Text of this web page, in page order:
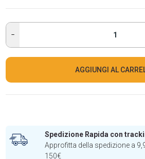
AGGIUNGI AL
Spedizione Rapida con
Approfitta della spedizione a
150€